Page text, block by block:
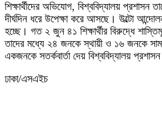
শিক্ষার্থীদের অভিযোগ, বিশ্ববিদ্যালয় প্রশাসন
দীর্ঘদিন ধরে উপেক্ষা করে আসছে। উল্টো
হচ্ছে। গত ২ জুন ৪১ শিক্ষার্থীর বিরুদ্ধে
তাদের মধ্যে ২৪ জনকে স্থায়ী ও ১৬ জনকে
একজনকে সতর্কবার্তা দেয় বিশ্ববিদ্যালয়
ঢাকা/এসএইচ